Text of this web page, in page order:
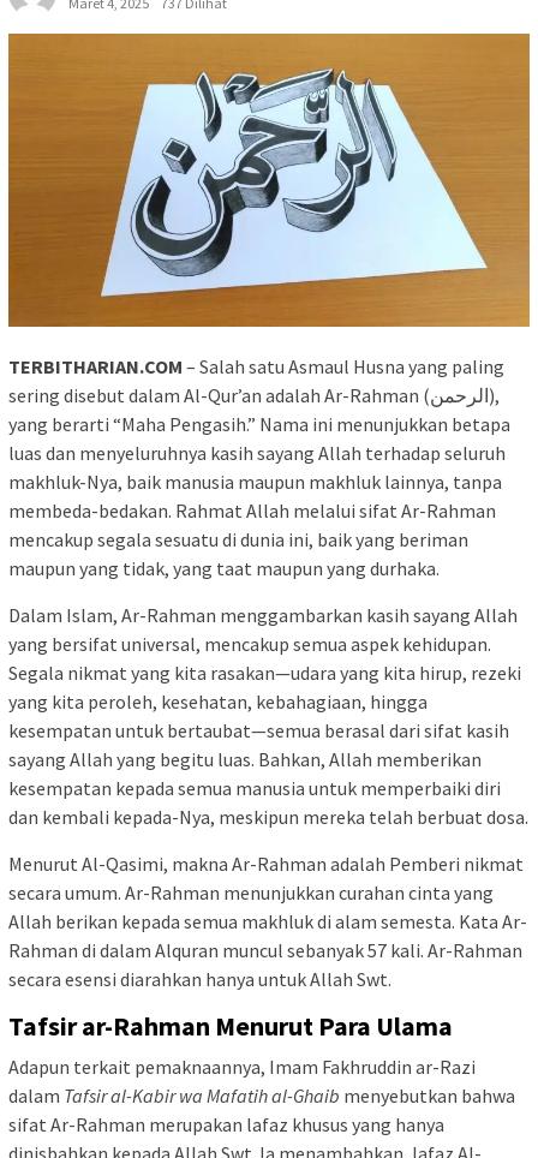
TERBITHARIAN.COM – Salah satu Asmaul Husna yang paling
sering disebut dalam Al-Qur’an adalah Ar-Rahman (الرحمن),
yang berarti “Maha Pengasih.” Nama ini menunjukkan betapa
luas dan menyeluruhnya kasih sayang Allah terhadap seluruh
makhluk-Nya, baik manusia maupun makhluk lainnya, tanpa
membeda-bedakan. Rahmat Allah melalui sifat Ar-Rahman
mencakup segala sesuatu di dunia ini, baik yang beriman
maupun yang tidak, yang taat maupun yang durhaka.
Dalam Islam, Ar-Rahman menggambarkan kasih sayang Allah
yang bersifat universal, mencakup semua aspek kehidupan.
Segala nikmat yang kita rasakan—udara yang kita hirup, rezeki
yang kita peroleh, kesehatan, kebahagiaan, hingga
kesempatan untuk bertaubat—semua berasal dari sifat kasih
sayang Allah yang begitu luas. Bahkan, Allah memberikan
kesempatan kepada semua manusia untuk memperbaiki diri
dan kembali kepada-Nya, meskipun mereka telah berbuat dosa.
Menurut Al-Qasimi, makna Ar-Rahman adalah Pemberi nikmat
secara umum. Ar-Rahman menunjukkan curahan cinta yang
Allah berikan kepada semua makhluk di alam semesta. Kata Ar-
Rahman di dalam Alquran muncul sebanyak 57 kali. Ar-Rahman
secara esensi diarahkan hanya untuk Allah Swt.
Tafsir ar-Rahman Menurut Para Ulama
Adapun terkait pemaknaannya, Imam Fakhruddin ar-Razi
dalam Tafsir al-Kabir wa Mafatih al-Ghaib menyebutkan bahwa
sifat Ar-Rahman merupakan lafaz khusus yang hanya